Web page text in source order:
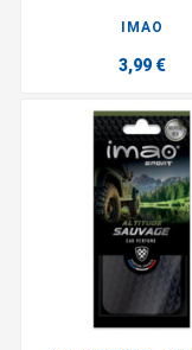
IMAO
3,99 €